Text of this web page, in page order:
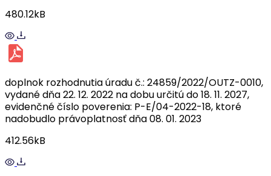
480.12kB
doplnok rozhodnutia úradu č.: 24859/2022/OUTZ-0010,
vydané dňa 22. 12. 2022 na dobu určitú do 18. 11. 2027,
evidenčné číslo poverenia: P-E/04-2022-18, ktoré
nadobudlo právoplatnosť dňa 08. 01. 2023
412.56kB